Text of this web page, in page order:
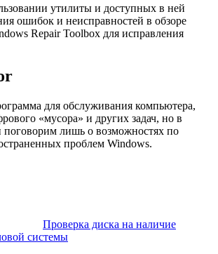
утилиты и доступных в ней
ошибок и неисправностей в обзоре
Repair Toolbox для исправления
для обслуживания компьютера,
«мусора» и других задач, но в
поговорим лишь о возможностях по
проблем Windows.
Проверка диска на наличие
системы